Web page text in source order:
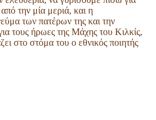
την μία μεριά, και η
των πατέρων της και την
τους ήρωες της Μάχης του Κιλκίς,
στο στόμα του ο εθνικός ποιητής